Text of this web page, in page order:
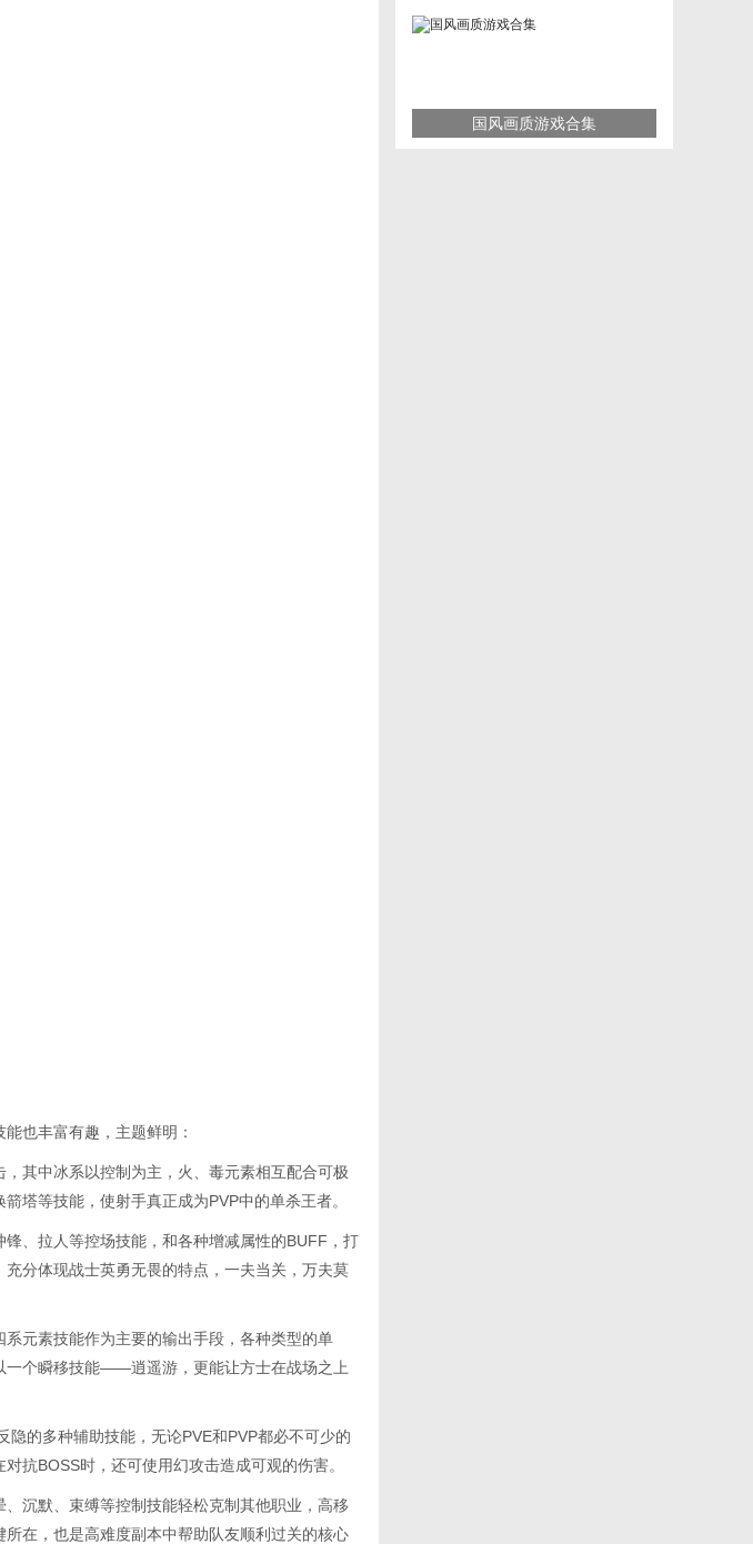
也丰富有趣，主题鲜明：
其中冰系以控制为主，火、毒元素相互配合可极
塔等技能，使射手真正成为PVP中的单杀王者。
、拉人等控场技能，和各种增减属性的BUFF，打
分体现战士英勇无畏的特点，一夫当关，万夫莫
元素技能作为主要的输出手段，各种类型的单
一个瞬移技能——逍遥游，更能让方士在战场之上
的多种辅助技能，无论PVE和PVP都必不可少的
抗BOSS时，还可使用幻攻击造成可观的伤害。
沉默、束缚等控制技能轻松克制其他职业，高移
在，也是高难度副本中帮助队友顺利过关的核心
国风画质游戏合集